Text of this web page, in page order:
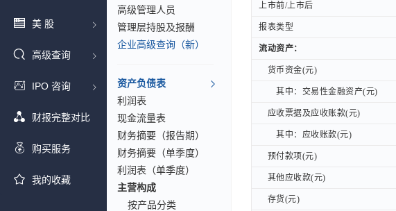
美 股
高级查询
IPO 咨询
财报完整对比
购买服务
我的收藏
高级管理人员
管理层持股及报酬
企业高级查询（新）
资产负债表
利润表
现金流量表
财务摘要（报告期）
财务摘要（单季度）
利润表（单季度）
主营构成
按产品分类
上市前/上市后
报表类型
流动资产：
货币资金(元)
其中：交易性金融资产(元)
应收票据及应收账款(元)
其中：应收账款(元)
预付款项(元)
其他应收款(元)
存货(元)
上市前/上市后
报表类型
流动资产：
货币资金(元)
其中：交易性金融资产(元)
应收票据及应收账款(元)
其中：应收账款(元)
预付款项(元)
其他应收款(元)
存货(元)